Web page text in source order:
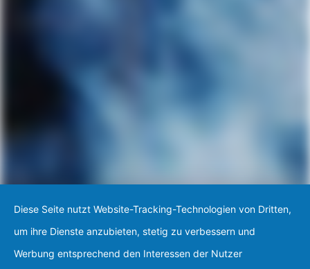
Diese Seite nutzt Website-Tracking-Technologien von Dritten,
um ihre Dienste anzubieten, stetig zu verbessern und
Werbung entsprechend den Interessen der Nutzer